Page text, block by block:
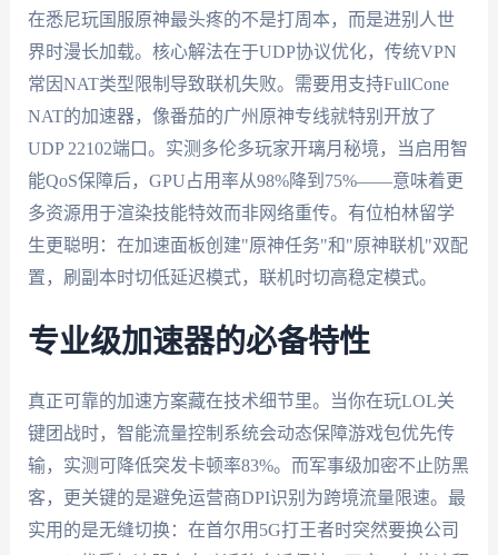
在悉尼玩国服原神最头疼的不是打周本，而是进别人世
界时漫长加载。核心解法在于UDP协议优化，传统VPN
常因NAT类型限制导致联机失败。需要用支持FullCone
NAT的加速器，像番茄的广州原神专线就特别开放了
UDP 22102端口。实测多伦多玩家开璃月秘境，当启用智
能QoS保障后，GPU占用率从98%降到75%——意味着更
多资源用于渲染技能特效而非网络重传。有位柏林留学
生更聪明：在加速面板创建"原神任务"和"原神联机"双配
置，刷副本时切低延迟模式，联机时切高稳定模式。
专业级加速器的必备特性
真正可靠的加速方案藏在技术细节里。当你在玩LOL关
键团战时，智能流量控制系统会动态保障游戏包优先传
输，实测可降低突发卡顿率83%。而军事级加密不止防黑
客，更关键的是避免运营商DPI识别为跨境流量限速。最
实用的是无缝切换：在首尔用5G打王者时突然要换公司